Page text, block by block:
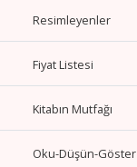
Resimleyenler
Fiyat Listesi
Kitabın Mutfağı
Oku-Düşün-Göster